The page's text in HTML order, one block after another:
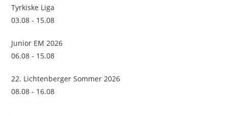
Tyrkiske Liga
03.08 - 15.08
Junior EM 2026
06.08 - 15.08
22. Lichtenberger Sommer 2026
08.08 - 16.08